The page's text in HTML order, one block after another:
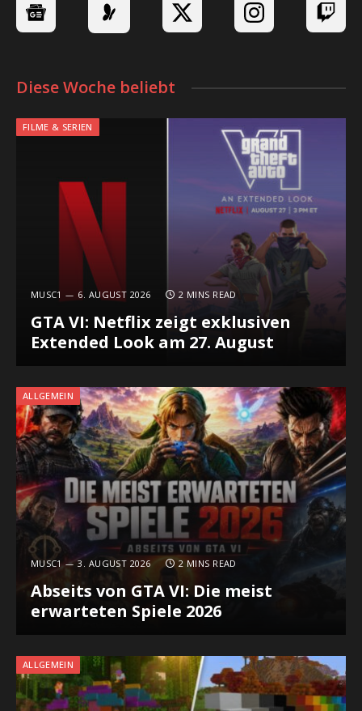
Diese Woche beliebt
FILME & SERIEN
MUSC1 6. AUGUST 2026 2 MINS READ
GTA VI: Netflix zeigt exklusiven
Extended Look am 27. August
ALLGEMEIN
MUSC1 3. AUGUST 2026 2 MINS READ
Abseits von GTA VI: Die meist
erwarteten Spiele 2026
ALLGEMEIN